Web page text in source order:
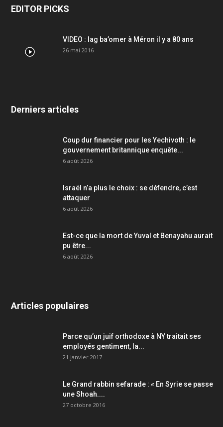
EDITOR PICKS
VIDEO : lag ba’omer à Méron il y a 80 ans
26 mai 2016
Derniers articles
Coup dur financier pour les Yechivoth : le
gouvernement britannique enquête...
6 août 2026
Israël n’a plus le choix : se défendre, c’est
attaquer
6 août 2026
Est-ce que la mort de Yuval et Benayahu aurait
pu être...
6 août 2026
Articles populaires
Parce qu’un juif orthodoxe à NY traitait ses
employés gentiment, la...
21 janvier 2017
Le Grand rabbin sefarade : « En Syrie se passe
une Shoah....
27 octobre 2016